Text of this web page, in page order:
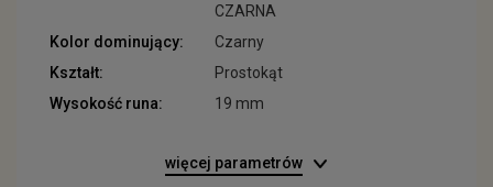
CZARNA
Kolor dominujący:
Czarny
Kształt:
Prostokąt
Wysokość runa:
19 mm
więcej parametrów